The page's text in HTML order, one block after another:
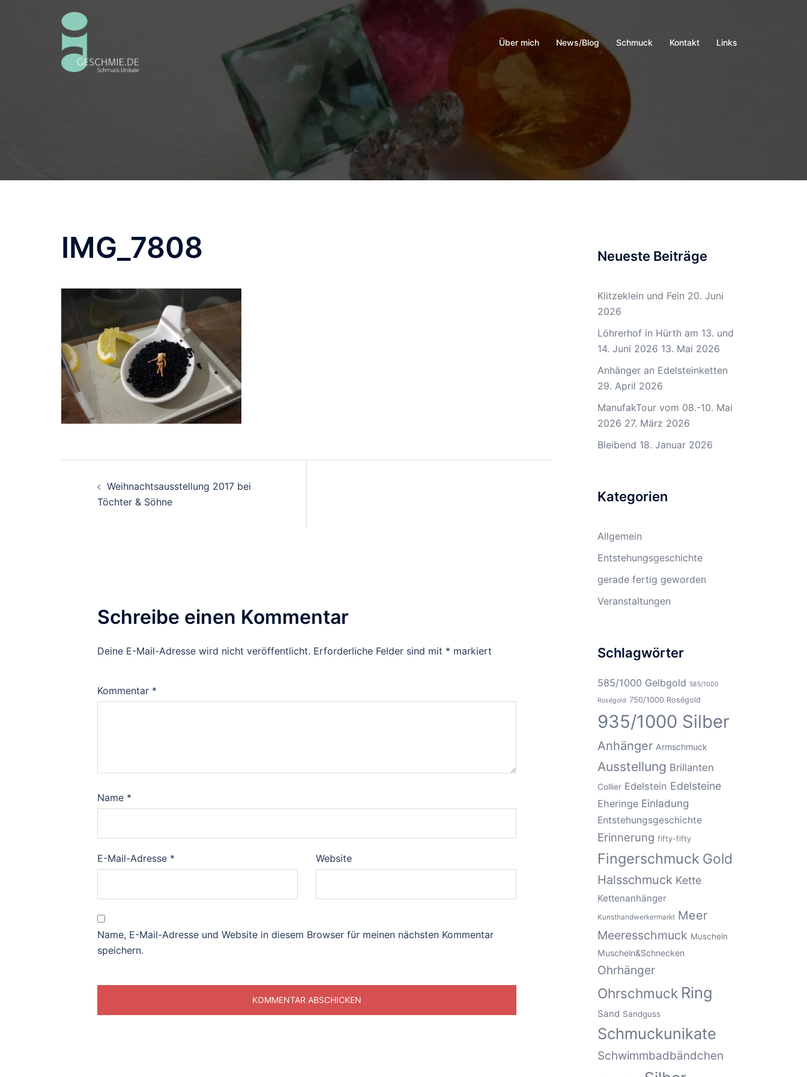
Über mich News/Blog Schmuck Kontakt Links
IMG_7808
Weihnachtsausstellung 2017 bei
Töchter & Söhne
Schreibe einen Kommentar
Deine E-Mail-Adresse wird nicht veröffentlicht. Erforderliche Felder sind mit * markiert
Kommentar *
Name *
E-Mail-Adresse * Website
Name, E-Mail-Adresse und Website in diesem Browser für meinen nächsten Kommentar
speichern.
Neueste Beiträge
Klitzeklein und Fein 20. Juni
2026
Löhrerhof in Hürth am 13. und
14. Juni 2026 13. Mai 2026
Anhänger an Edelsteinketten
29. April 2026
ManufakTour vom 08.-10. Mai
2026 27. März 2026
Bleibend 18. Januar 2026
Kategorien
Allgemein
Entstehungsgeschichte
gerade fertig geworden
Veranstaltungen
Schlagwörter
585/1000 Gelbgold 585/1000
Roségold 750/1000 Roségold
935/1000 Silber
Anhänger Armschmuck
Ausstellung Brillanten
Collier Edelstein Edelsteine
Eheringe Einladung
Entstehungsgeschichte
Erinnerung fifty-fifty
Fingerschmuck Gold
Halsschmuck Kette
Kettenanhänger
Kunsthandwerkermarkt Meer
Meeresschmuck Muscheln
Muscheln&Schnecken
Ohrhänger
Ohrschmuck Ring
Sand Sandguss
Schmuckunikate
Schwimmbadbändchen